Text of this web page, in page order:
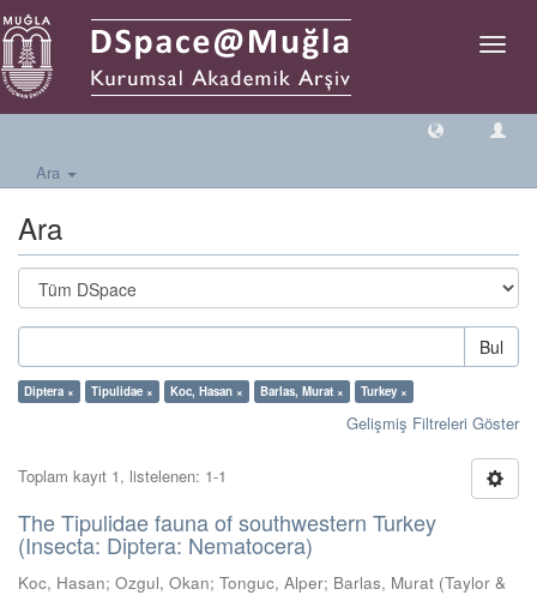
Geçiş
Ara
Ara
Bul
Diptera × Tipulidae × Koc, Hasan × Barlas, Murat × Turkey ×
Gelişmiş Filtreleri Göster
Toplam kayıt 1, listelenen: 1-1
The Tipulidae fauna of southwestern Turkey
(Insecta: Diptera: Nematocera)
Koc, Hasan; Ozgul, Okan; Tonguc, Alper; Barlas, Murat (Taylor &